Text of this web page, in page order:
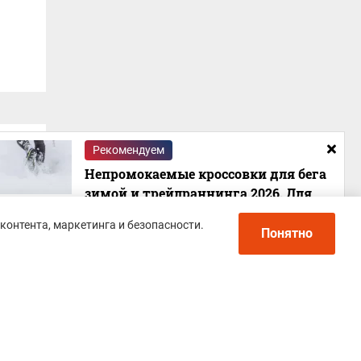
Рекомендуем
Непромокаемые кроссовки для бега
зимой и трейлраннинга 2026. Для
города и бездорожья - с мембраной и
шипами
маркетинга и безопасности.
Понятно